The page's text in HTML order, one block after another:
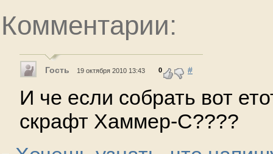
Комментарии:
Гость 19 октября 2010 13:43 0 #
И че если собрать вот
скрафт Хаммер-С????